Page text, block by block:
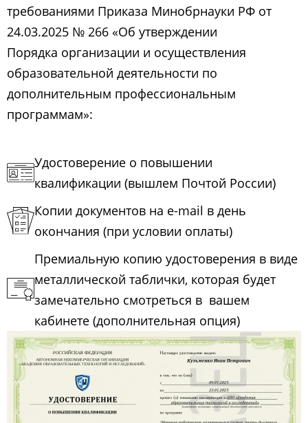
требованиями Приказа Минобрнауки РФ от
24.03.2025 № 266 «Об утверждении
Порядка организации и осуществления
образовательной деятельности по
дополнительным профессиональным
программам»:
Удостоверение о повышении
квалификации (вышлем Почтой России)
Копии документов на e-mail в день
окончания (при условии оплаты)
Премиальную копию удостоверения в виде
металлической таблички, которая будет
замечательно смотреться в вашем
кабинете (дополнительная опция)